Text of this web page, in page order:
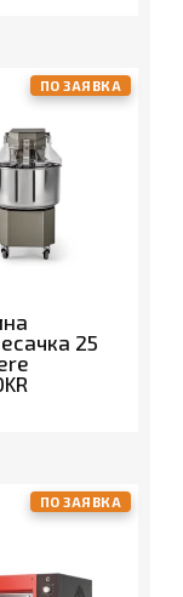
ПО ЗАЯВКА
25
ПО ЗАЯВКА